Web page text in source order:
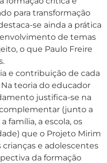
para transformação
se ainda a prática
de temas
o que Paulo Freire
e contribuição de cada
teoria do educador
justifica-se na
(junto a
família, a escola, os
que o Projeto Mirim
e adolescentes
da formação